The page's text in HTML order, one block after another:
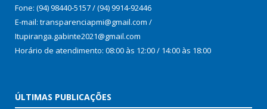
Fone: (94) 98440-5157 / (94) 9914-92446
E-mail: transparenciapmi@gmail.com /
Itupiranga.gabinte2021@gmail.com
Horário de atendimento: 08:00 às 12:00 / 14:00 às 18:00
ÚLTIMAS PUBLICAÇÕES